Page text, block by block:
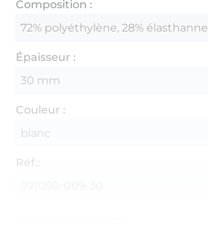
Composition :
72% polyéthylène, 28% élasthanne
Épaisseur :
30 mm
Couleur :
blanc
Réf.: